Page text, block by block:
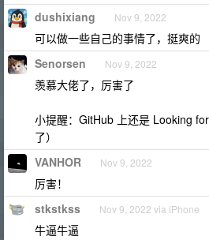
dushixiang Nov 9, 2022
可以做一些自己的事情了，挺爽的
Senorsen Nov 9, 2022
羡慕大佬了，厉害了
小提醒：GitHub 上还是 Looking
了）
VANHOR Nov 9, 2022
厉害！
stkstkss Nov 9, 2022 via iPhone
牛逼牛逼